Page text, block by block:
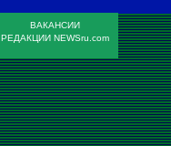
ВАКАНСИИ
РЕДАКЦИИ NEWSru.com